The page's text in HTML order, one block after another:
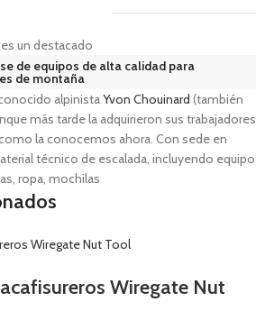
es un destacado
de equipos de alta calidad para
de montaña
alpinistaYvon Chouinard (también
más tarde la adquirieron sus trabajadores
la conocemos ahora. Con sede en
técnico de escalada, incluyendo equipo
ropa, mochilas
Wiregate Nut